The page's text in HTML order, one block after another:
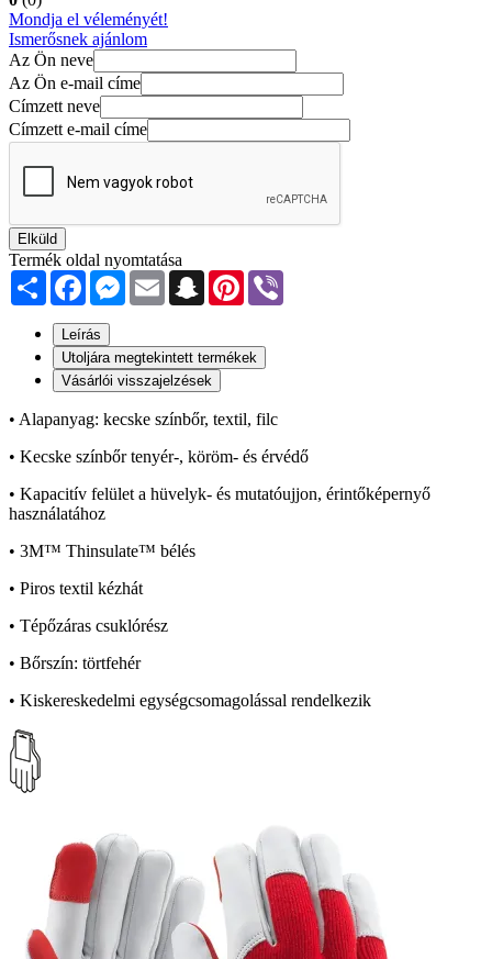
Mondja el véleményét!
Ismerősnek ajánlom
Az Ön neve
Az Ön e-mail címe
Címzett neve
Címzett e-mail címe
Elküld
Termék oldal nyomtatása
Share FacebookMessenger
Email SnapchatPinterest
Leírás
Utoljára megtekintett termékek
Vásárlói visszajelzések
• Alapanyag: kecske színbőr, textil, filc
• Kecske színbőr tenyér-, köröm- és érvédő
• Kapacitív felület a hüvelyk- és mutatóujjon, érintőképernyő
használatához
• 3M™ Thinsulate™ bélés
• Piros textil kézhát
• Tépőzáras csuklórész
• Bőrszín: törtfehér
• Kiskereskedelmi egységcsomagolással rendelkezik